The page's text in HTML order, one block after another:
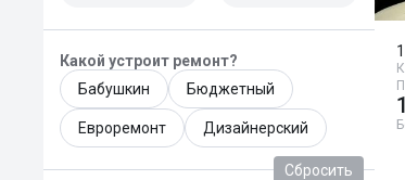
Какой устроит ремонт?
Бабушкин
Бюджетный
Евроремонт Дизайнерский
Сбросить